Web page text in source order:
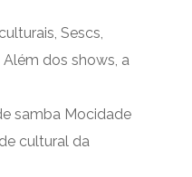
Sescs,
dos shows, a
samba Mocidade
cultural da